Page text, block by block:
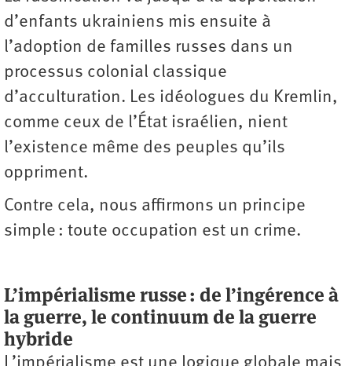
d’enfants ukrainiens mis ensuite à
l’adoption de familles russes dans un
processus colonial classique
d’acculturation. Les idéologues du Kremlin,
comme ceux de l’État israélien, nient
l’existence même des peuples qu’ils
oppriment.
Contre cela, nous affirmons un principe
simple : toute occupation est un crime.
L’impérialisme russe : de l’ingérence à
la guerre, le continuum de la guerre
hybride